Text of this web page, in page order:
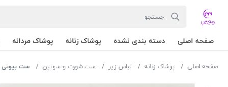
صفحه اصلی دسته بندی نشده پوشاک زنانه پوشاک مردانه
صفحه اصلی پوشاک زنانه لباس زیر ست شورت و سوتین ست بیوتی 511 تور اوتوبانی رنگ مشکی سایز 80